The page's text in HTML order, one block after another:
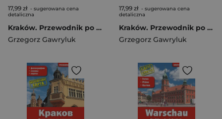
17,99 zł - sugerowana cena
detaliczna
Kraków. Przewodnik po symbolach, zabytkach i atrakcjach wer. francuska
Grzegorz Gawryluk
17,99 zł - sugerowana cena
detaliczna
Kraków. Przewodnik po symbolach, zabytkach i atrakcjach wer. niemiecka
Grzegorz Gawryluk